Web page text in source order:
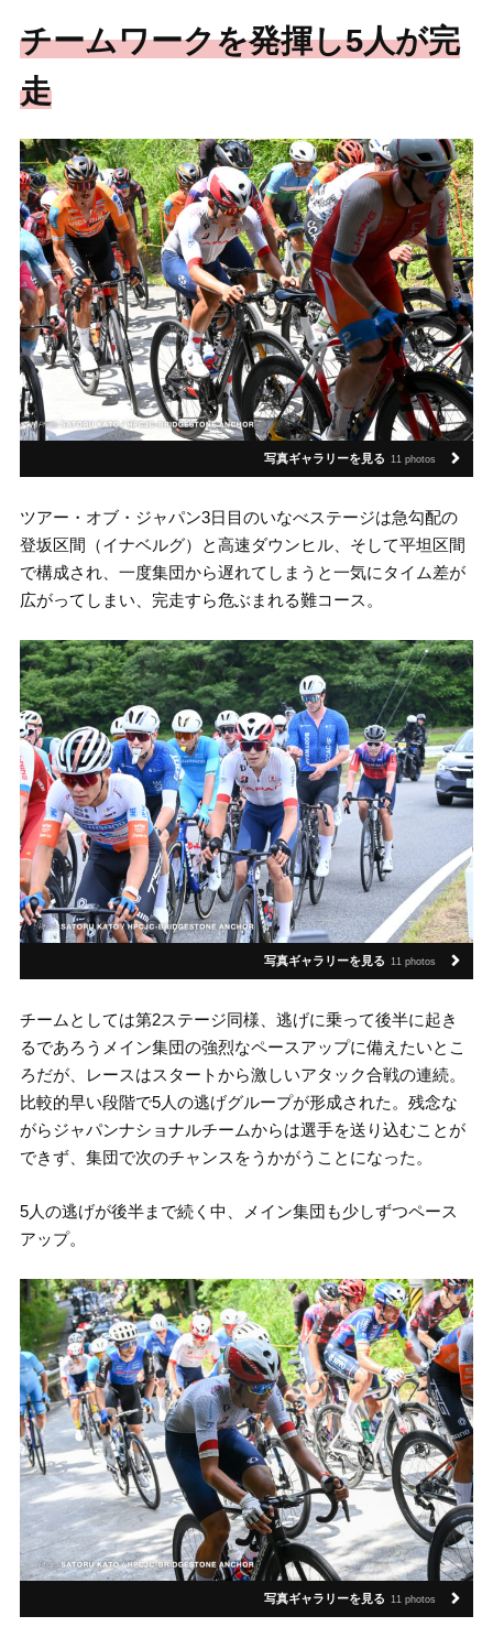
チームワークを発揮し5人が完
走
写真ギャラリーを見る 11 photos
ツアー・オブ・ジャパン3日目のいなべステージは急勾配の
登坂区間（イナベルグ）と高速ダウンヒル、そして平坦区間
で構成され、一度集団から遅れてしまうと一気にタイム差が
広がってしまい、完走すら危ぶまれる難コース。
写真ギャラリーを見る 11 photos
チームとしては第2ステージ同様、逃げに乗って後半に起き
るであろうメイン集団の強烈なペースアップに備えたいとこ
ろだが、レースはスタートから激しいアタック合戦の連続。
比較的早い段階で5人の逃げグループが形成された。残念な
がらジャパンナショナルチームからは選手を送り込むことが
できず、集団で次のチャンスをうかがうことになった。
5人の逃げが後半まで続く中、メイン集団も少しずつペース
アップ。
写真ギャラリーを見る 11 photos